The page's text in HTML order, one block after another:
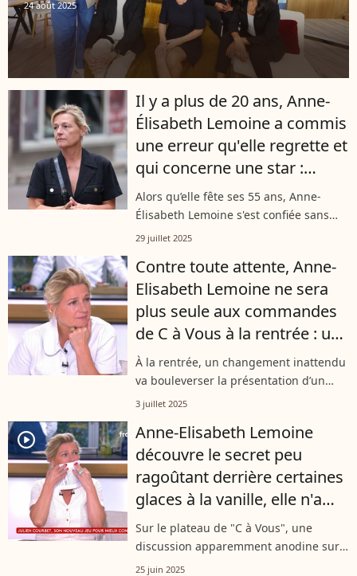
24 août 2025
Il y a plus de 20 ans, Anne-
Élisabeth Lemoine a commis
une erreur qu'elle regrette et
qui concerne une star :
"C'est nul, je ne le ferais pas
aujourd'hui"
Alors qu’elle fête ses 55 ans, Anne-
Élisabeth Lemoine s'est confiée sans
détour iil y a quelques mois sur un
profondément. Plus de vingt ans...
29 juillet 2025
Contre toute attente, Anne-
Elisabeth Lemoine ne sera
plus seule aux commandes
de C à Vous à la rentrée : une
nouvelle organisation
annoncée
À la rentrée, un changement inattendu
va bouleverser la présentation d’un
talk-show très suivi sur France 5. Qui
emblématique de l'émission...
3 juillet 2025
player2
Anne-Elisabeth Lemoine
découvre le secret peu
ragoûtant derrière certaines
glaces à la vanille, elle n'a
pas les mots...
Sur le plateau de "C à Vous", une
discussion apparemment anodine sur
la consommation responsable a pris
25 juin 2025